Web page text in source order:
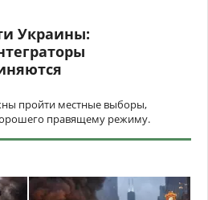
Украины:
пройти местные выборы,
правящему режиму.